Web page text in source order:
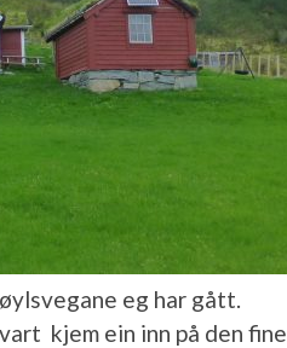
eg har gått.
kjem ein inn på den fine